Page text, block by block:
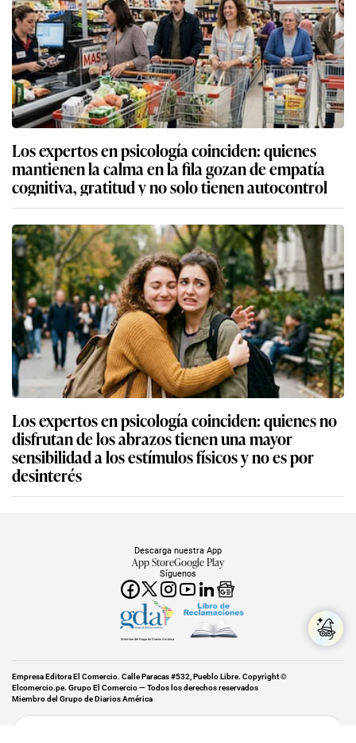
Los expertos en psicología coinciden: quienes
mantienen la calma en la fila gozan de empatía
cognitiva, gratitud y no solo tienen autocontrol
Los expertos en psicología coinciden: quienes no
disfrutan de los abrazos tienen una mayor
sensibilidad a los estímulos físicos y no es por
desinterés
Síguenos
Descarga nuestra App
App StoreGoogle Play
Miembro del Grupo de Diarios América
Empresa Editora El Comercio. Calle Paracas #532, Pueblo Libre. Copyright ©
Elcomercio.pe. Grupo El Comercio — Todos los derechos reservados
Miembro del Grupo de Diarios América